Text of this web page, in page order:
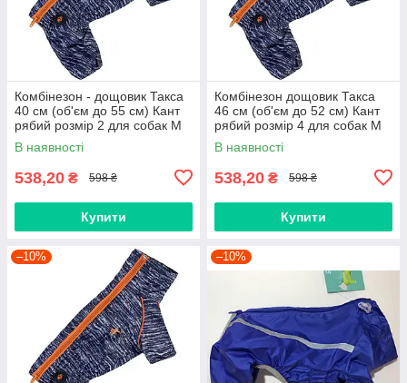
Комбінезон - дощовик Такса
40 см (об'єм до 55 см) Кант
рябий розмір 2 для собак M
В наявності
538,20 ₴ 598 ₴
Купити
Комбінезон дощовик Такса
46 см (об'єм до 52 см) Кант
рябий розмір 4 для собак M
В наявності
538,20 ₴ 598 ₴
Купити
–10% –10%